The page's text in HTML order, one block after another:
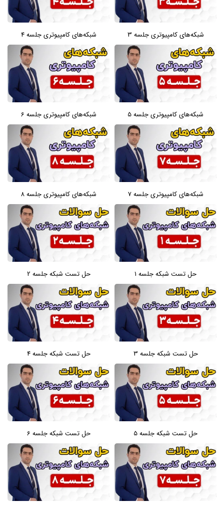
شبکه‌های کامپیوتری جلسه 3 شبکه‌های کامپیوتری جلسه 4
شبکه‌های کامپیوتری جلسه 5 شبکه‌های کامپیوتری جلسه 6
شبکه‌های کامپیوتری جلسه 7 شبکه‌های کامپیوتری جلسه 8
حل تست شبکه جلسه 1 حل تست شبکه جلسه 2
حل تست شبکه جلسه 3 حل تست شبکه جلسه 4
حل تست شبکه جلسه 5 حل تست شبکه جلسه 6